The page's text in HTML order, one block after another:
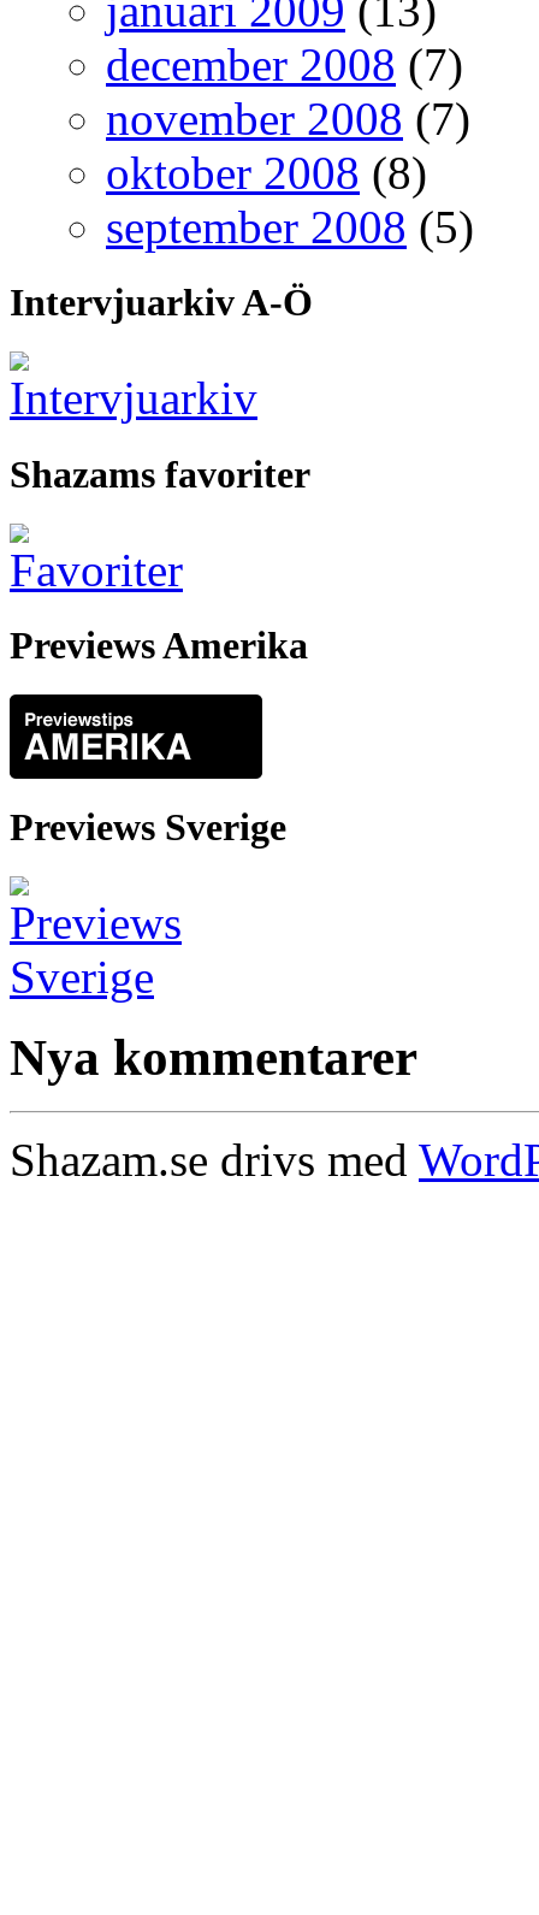
december 2008 (7)
november 2008 (7)
oktober 2008 (8)
september 2008 (5)
Intervjuarkiv A-Ö
Shazams favoriter
Previews Amerika
Previews Sverige
Nya kommentarer
Shazam.se drivs med